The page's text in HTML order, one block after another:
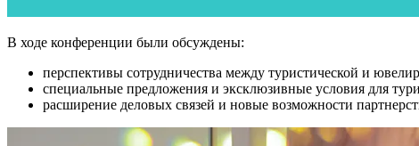
В ходе конференции были обсуждены:
перспективы сотрудничества между туристической и
специальные предложения и эксклюзивные условия для
расширение деловых связей и новые возможности